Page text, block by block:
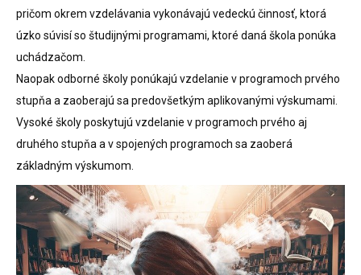
pričom okrem vzdelávania vykonávajú vedeckú činnosť, ktorá
úzko súvisí so študijnými programami, ktoré daná škola ponúka
uchádzačom.
Naopak odborné školy ponúkajú vzdelanie v programoch prvého
stupňa a zaoberajú sa predovšetkým aplikovanými výskumami.
Vysoké školy poskytujú vzdelanie v programoch prvého aj
druhého stupňa a v spojených programoch sa zaoberá
základným výskumom.